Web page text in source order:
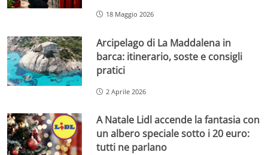
18 Maggio 2026
Arcipelago di La Maddalena in
barca: itinerario, soste e consigli
pratici
2 Aprile 2026
A Natale Lidl accende la fantasia con
un albero speciale sotto i 20 euro:
tutti ne parlano